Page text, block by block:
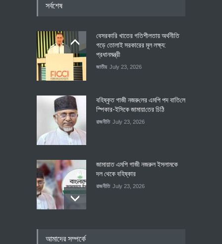
সর্বশেষ
বেসরকারি খাতের গতিশীলতায় অর্থনীতি
গড়ে তোলাই সরকারের মূল লক্ষ্য:
প্রধানমন্ত্রী
জাতীয় July 23, 2026
বহিষ্কৃত গাজী নজরু‌লের এম‌পি পদ বা‌তি‌লে
স্পিকার-ইসিকে জামায়া‌তের চি‌ঠি
রাজনীতি July 23, 2026
জামায়াত এমপি গাজী নজরুল ইসলামকে
দল থেকে বহিষ্কার
রাজনীতি July 23, 2026
আমাদের সম্পর্কে